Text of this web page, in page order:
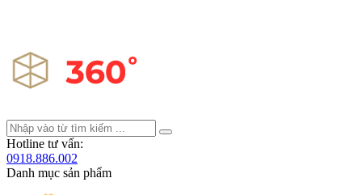
Hotline tư vấn:
0918.886.002
Danh mục sản phẩm